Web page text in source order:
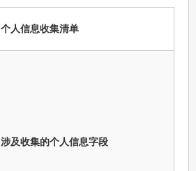
个人信息收集清单
涉及收集的个人信息字段